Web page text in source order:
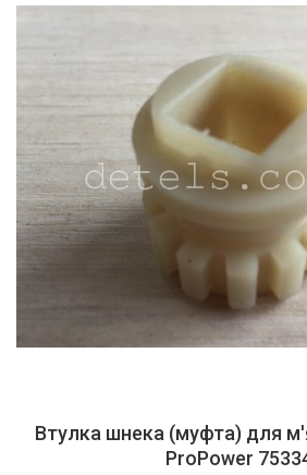
Втулка шнека (муфта) для
ProPower